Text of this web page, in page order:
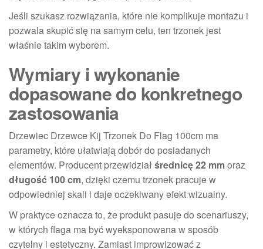
Jeśli szukasz rozwiązania, które nie komplikuje montażu i
pozwala skupić się na samym celu, ten trzonek jest
właśnie takim wyborem.
Wymiary i wykonanie
dopasowane do konkretnego
zastosowania
Drzewiec Drzewce Kij Trzonek Do Flag 100cm ma
parametry, które ułatwiają dobór do posiadanych
elementów. Producent przewidział średnicę 22 mmoraz
długość 100 cm, dzięki czemu trzonek pracuje w
odpowiedniej skali i daje oczekiwany efekt wizualny.
W praktyce oznacza to, że produkt pasuje do scenariuszy,
w których flaga ma być wyeksponowana w sposób
czytelny i estetyczny. Zamiast improwizować z